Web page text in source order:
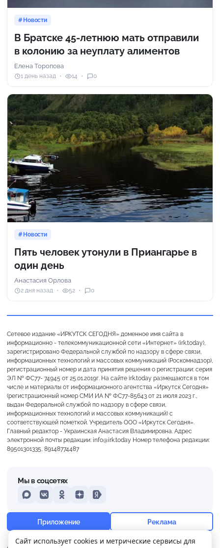
+19° Ощущается как +19
Новости
В Братске 45-летнюю мать отправили
в колонию за неуплату алиментов
Елена Торопова
1 день назад 14 0
Новости
Пять человек утонули в Приангарье в
один день
Анастасия Орлова
2 дня назад 52 0
Сетевое издание «ИРКУТСК СЕГОДНЯ» доменное имя сайта в
информационно - телекоммуникационной сети «Интернет» (irk.today),
зарегистрировано Федеральной службой по надзору в сфере связи,
информационных технологий и массовых коммуникаций (Роскомнадзор),
регистрационный номер и дата принятия решения о регистрации: серия
ЭЛ № ФС77- 74945 от 25.01.2019г. На сайте irk.today размещаются в том
числе и материалы от информационного агентства «Иркутск Сегодня»
(регистрационный номер СМИ ИА № ФС77-85643 от 21 июля 2023 г.,
выдан Федеральной службой по надзору в сфере связи,
информационных технологий и массовых коммуникаций) с
соответствующей пометкой. Учредитель ООО «Иркутск Сегодня».
Главный редактор - Украинская Анастасия Владимировна. Адрес
электронной почты редакции: info@irk.today Номер телефона редакции:
89501301335, 89148774487
Мы в соцсетях
MAXVKontakteOdnoklassniki
DzenYandex
Приложение Реклама
Сайт использует cookies и метрические сервисы для